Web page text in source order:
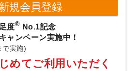
規会員登録
度® No.1記念
ャンペーン実施中！
で実施)
めてご利用いただく